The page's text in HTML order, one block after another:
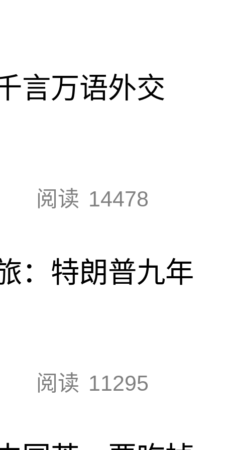
言万语外交
阅读 14478
：特朗普九年
阅读 11295